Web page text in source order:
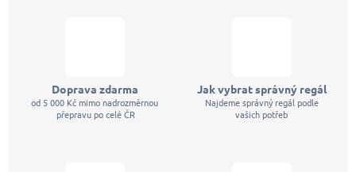
Doprava zdarma
od 5 000 Kč mimo nadrozměrnou
přepravu po celé ČR
Jak vybrat správný regál
Najdeme správný regál podle
vašich potřeb